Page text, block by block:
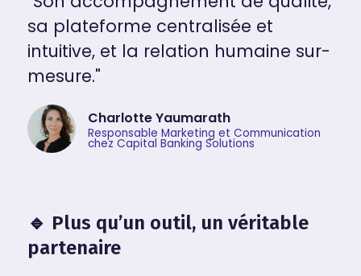
sa plateforme centralisée et
intuitive, et la relation humaine sur-
mesure."
Charlotte Yaumarath
Responsable Marketing et Communication
chez Capital Banking Solutions
🔹 Plus qu’un outil, un véritable
partenaire